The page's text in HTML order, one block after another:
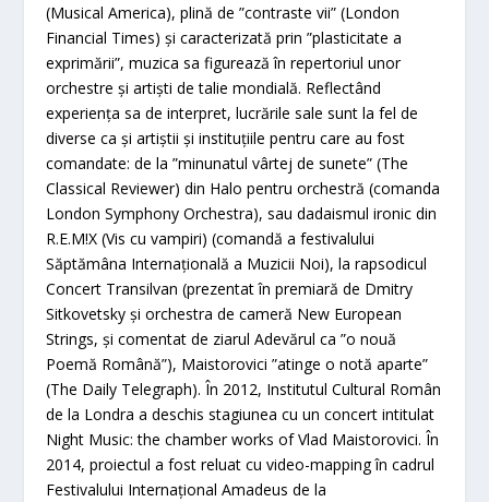
(Musical America), plină de ”contraste vii” (London
Financial Times) și caracterizată prin ”plasticitate a
exprimării”, muzica sa figurează în repertoriul unor
orchestre și artiști de talie mondială. Reflectând
experiența sa de interpret, lucrările sale sunt la fel de
diverse ca și artiștii și instituțiile pentru care au fost
comandate: de la ”minunatul vârtej de sunete” (The
Classical Reviewer) din Halo pentru orchestră (comanda
London Symphony Orchestra), sau dadaismul ironic din
R.E.M!X (Vis cu vampiri) (comandă a festivalului
Săptămâna Internațională a Muzicii Noi), la rapsodicul
Concert Transilvan (prezentat în premiară de Dmitry
Sitkovetsky și orchestra de cameră New European
Strings, și comentat de ziarul Adevărul ca ”o nouă
Poemă Română”), Maistorovici ”atinge o notă aparte”
(The Daily Telegraph). În 2012, Institutul Cultural Român
de la Londra a deschis stagiunea cu un concert intitulat
Night Music: the chamber works of Vlad Maistorovici. În
2014, proiectul a fost reluat cu video-mapping în cadrul
Festivalului Internațional Amadeus de la